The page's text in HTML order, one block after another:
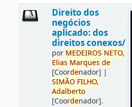
Direito dos
negócios
aplicado: dos
direitos conexos/
por MEDEIROS NETO,
Elias Marques de
[Coordenador] |
SIMÃO FILHO,
Adalberto
[Coordenador].